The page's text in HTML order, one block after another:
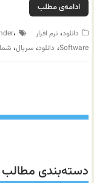
ادامه‌ی مطلب
دانلود،نرم افزار ،
Software، دانلود،سریال،
دسته‌بندی